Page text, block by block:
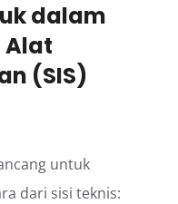
dalam
Alat
(SIS)
untuk
dari sisi teknis: